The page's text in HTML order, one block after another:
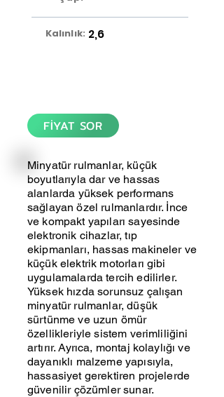
Kalınlık: 2,6
FİYAT SOR
Minyatür rulmanlar, küçük
boyutlarıyla dar ve hassas
alanlarda yüksek performans
sağlayan özel rulmanlardır. İnce
ve kompakt yapıları sayesinde
elektronik cihazlar, tıp
ekipmanları, hassas makineler ve
küçük elektrik motorları gibi
uygulamalarda tercih edilirler.
Yüksek hızda sorunsuz çalışan
minyatür rulmanlar, düşük
sürtünme ve uzun ömür
özellikleriyle sistem verimliliğini
artırır. Ayrıca, montaj kolaylığı ve
dayanıklı malzeme yapısıyla,
hassasiyet gerektiren projelerde
güvenilir çözümler sunar.